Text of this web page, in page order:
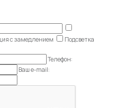
с замедлением
Подсветка
Телефон:
Ваш e-mail: